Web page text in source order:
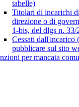
tabelle)
Titolari di incarichi
direzione o di
1-bis, del dlgs n. 33/
Cessati dall'incarico
pubblicare sul sito
per mancata